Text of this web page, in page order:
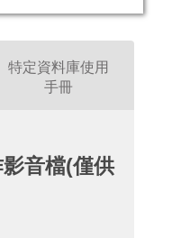
特定資料庫使用
手冊
音檔(僅供